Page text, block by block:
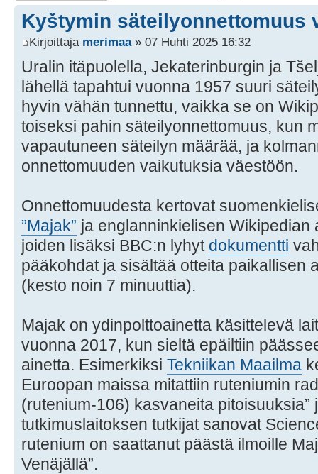
Kyštymin säteilyonnettomuus
Kirjoittaja merimaa» 07 Huhti 2025 16:32
Uralin itäpuolella, Jekaterinburgin ja
lähellä tapahtui vuonna 1957 suuri
hyvin vähän tunnettu, vaikka se on
toiseksi pahin säteilyonnettomuus, kun
vapautuneen säteilyn määrää, ja
onnettomuuden vaikutuksia väestöön.
Onnettomuudesta kertovat
”Majak” ja englanninkielisen
joiden lisäksi BBC:n lyhyt dokumentti
pääkohdat ja sisältää otteita paikallisen
(kesto noin 7 minuuttia).
Majak on ydinpolttoainetta käsittelevä
vuonna 2017, kun sieltä epäiltiin
ainetta. Esimerkiksi Tekniikan Maailma
Euroopan maissa mitattiin ruteniumin
(rutenium-106) kasvaneita pitoisuuksia”
tutkimuslaitoksen tutkijat sanovat
rutenium on saattanut päästä ilmoille
Venäjällä”.